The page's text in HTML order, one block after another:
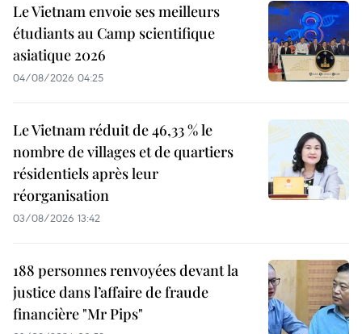
Le Vietnam envoie ses meilleurs
étudiants au Camp scientifique
asiatique 2026
04/08/2026 04:25
Le Vietnam réduit de 46,33 % le
nombre de villages et de quartiers
résidentiels après leur
réorganisation
03/08/2026 13:42
188 personnes renvoyées devant la
justice dans l’affaire de fraude
financière "Mr Pips"